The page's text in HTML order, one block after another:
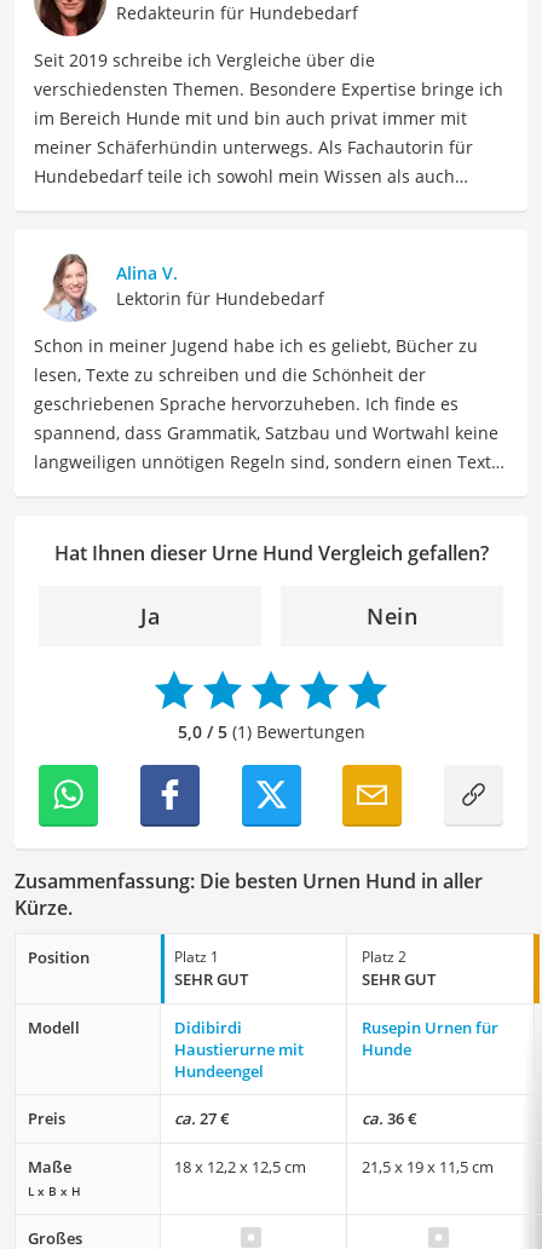
Redakteurin für Hundebedarf
Seit 2019 schreibe ich Vergleiche über die
verschiedensten Themen. Besondere Expertise bringe ich
im Bereich Hunde mit und bin auch privat immer mit
meiner Schäferhündin unterwegs. Als Fachautorin für
Hundebedarf teile ich sowohl mein Wissen als auch
Empfehlungen sowie Tipps für Hundefutter, Spielzeug,
Trainingsausrüstung und vieles mehr.
Der Urne Hund-Vergleich ist aus unserer Sicht besonders
empfehlenswert fürHunde-Besitzer .
Alina V.
Lektorin für Hundebedarf
Schon in meiner Jugend habe ich es geliebt, Bücher zu
lesen, Texte zu schreiben und die Schönheit der
geschriebenen Sprache hervorzuheben. Ich finde es
spannend, dass Grammatik, Satzbau und Wortwahl keine
langweiligen unnötigen Regeln sind, sondern einen Text
geschriebenen Wort als Lektorin bei VGL in unsere Texte
Detailgenauigkeit und sprachliche Präzision unterstütze
ich unser Redaktionsteam dabei, qualitativ hochwertige
und fehlerfreie Inhalte zu liefern. Dabei liebe ich es,
meinen Wissensschatz immer mehr zu erweitern und
mich täglich mit den verschiedensten Themen
Hat Ihnen dieser Urne Hund Vergleich gefallen?
Ja Nein
5,0 / 5(1) Bewertungen
Zusammenfassung: Die besten Urnen Hund in aller
Kürze.
Position Platz 1
SEHR GUT
Platz 2
SEHR GUT
Modell
Didibirdi
Haustierurne mit
Hundeengel
Rusepin Urnen für
Hunde
Preis ca. 27 € ca. 36 €
Maße
L x B x H
18 x 12,2 x 12,5 cm 21,5 x 19 x 11,5 cm
Großes